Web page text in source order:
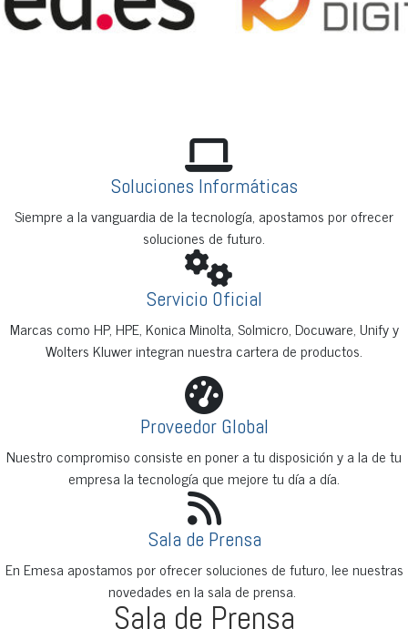
Soluciones Informáticas
Siempre a la vanguardia de la tecnología, apostamos por ofrecer
soluciones de futuro.
Servicio Oficial
Marcas como HP, HPE, Konica Minolta, Solmicro, Docuware, Unify y
Wolters Kluwer integran nuestra cartera de productos.
Proveedor Global
Nuestro compromiso consiste en poner a tu disposición y a la de tu
empresa la tecnología que mejore tu día a día.
Sala de Prensa
En Emesa apostamos por ofrecer soluciones de futuro, lee nuestras
novedades en la sala de prensa.
Sala de Prensa